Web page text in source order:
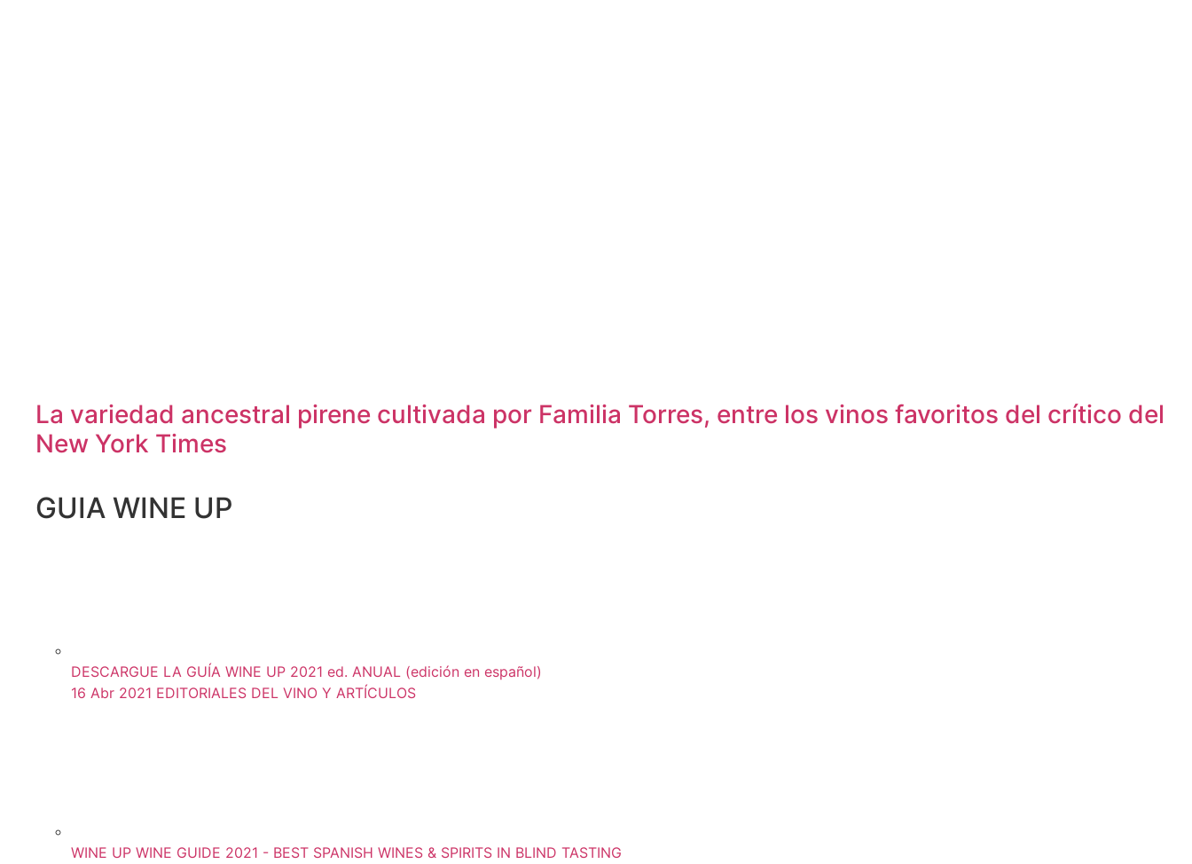
La variedad ancestral pirene cultivada por Familia Torres, entre los vinos favoritos del crítico del
New York Times
GUIA WINE UP
DESCARGUE LA GUÍA WINE UP 2021 ed. ANUAL (edición en español)
16 Abr 2021 EDITORIALES DEL VINO Y ARTÍCULOS
WINE UP WINE GUIDE 2021 - BEST SPANISH WINES & SPIRITS IN BLIND TASTING